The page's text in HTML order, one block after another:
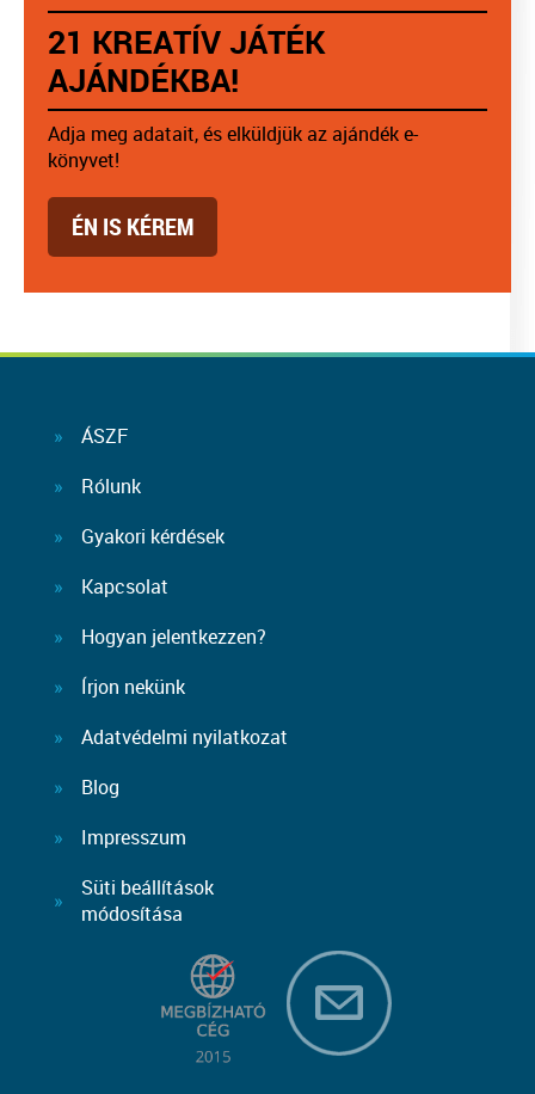
21 KREATÍV JÁTÉK
AJÁNDÉKBA!
Adja meg adatait, és elküldjük az ajándék e-
könyvet!
ÉN IS KÉREM
ÁSZF
Rólunk
Gyakori kérdések
Kapcsolat
Hogyan jelentkezzen?
Írjon nekünk
Adatvédelmi nyilatkozat
Blog
Impresszum
Süti beállítások
módosítása